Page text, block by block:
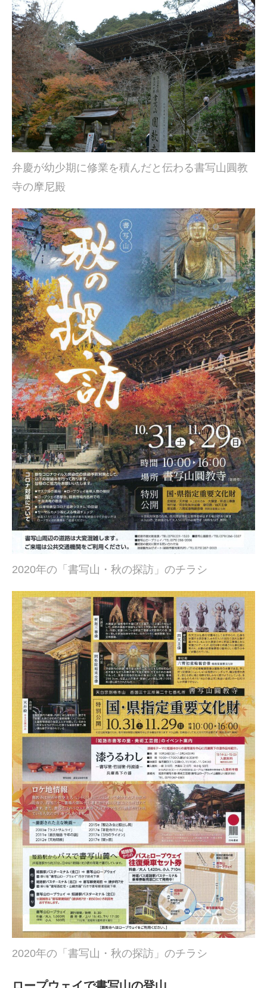
弁慶が幼少期に修業を積んだと伝わる書写山圓教
寺の摩尼殿
2020年の「書写山・秋の探訪」のチラシ
2020年の「書写山・秋の探訪」のチラシ